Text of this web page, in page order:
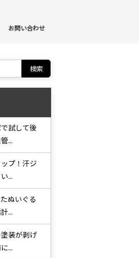
お問い合わせ
試して後
...
プ！汗ジ
...
ぬいぐる
...
装が剥げ
...